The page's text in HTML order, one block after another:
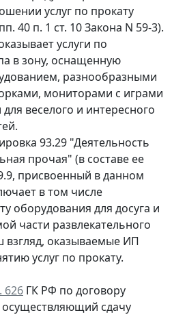
услуг по прокату
40 п. 1 ст. 10 Закона N 59-3).
услуги по
в зону, оснащенную
разнообразными
мониторами с играми
веселого и интересного
93.29 "Деятельность
прочая" (в составе ее
присвоенный в данном
в том числе
оборудования для досуга и
части развлекательного
оказываемые ИП
услуг по прокату.
626 ГК РФ по договору
осуществляющий сдачу